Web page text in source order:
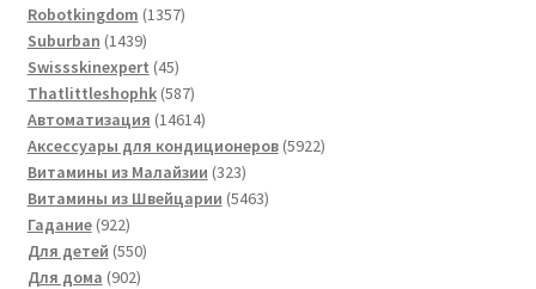
товаров
Robotkingdom 13571357
Suburban 14391439
товаров
Swissskinexpert 4545
товаров
Thatlittleshophk 587587
товаров
Автоматизация 1461414614
товаров
Аксессуары для кондиционеров 59225922
Витамины из Малайзии 323323
товара
Витамины из Швейцарии 54635463
Гадание 922922
товара
Для детей 550550
Для дома 902902